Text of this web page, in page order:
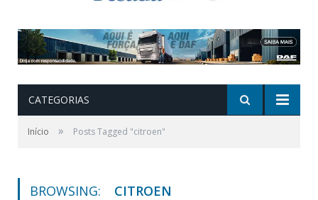
CATEGORIAS
Início » Posts Tagged "citroen"
BROWSING: CITROEN